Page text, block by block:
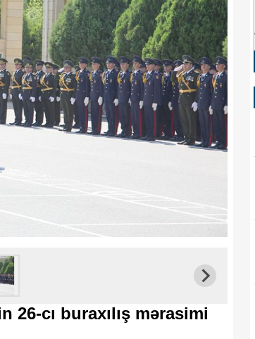
26-cı buraxılış mərasimi